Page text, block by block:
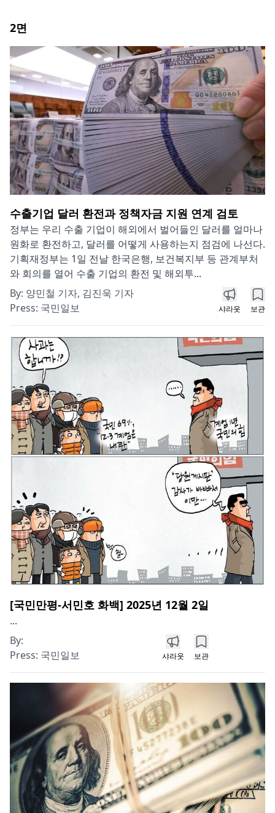
2면
수출기업 달러 환전과 정책자금 지원 연계 검토
정부는 우리 수출 기업이 해외에서 벌어들인 달러를 얼마나
원화로 환전하고, 달러를 어떻게 사용하는지 점검에 나선다.
기획재정부는 1일 전날 한국은행, 보건복지부 등 관계부처
와 회의를 열어 수출 기업의 환전 및 해외투...
By: 양민철 기자, 김진욱 기자
Press: 국민일보 샤라웃 보관
[국민만평-서민호 화백] 2025년 12월 2일
...
By:
Press: 국민일보 샤라웃 보관